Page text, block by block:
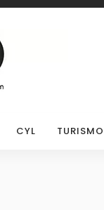
CYL TURISMO